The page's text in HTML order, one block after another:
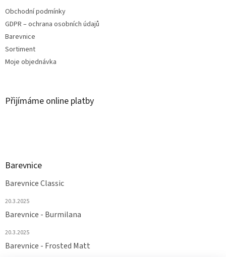
Obchodní podmínky
GDPR – ochrana osobních údajů
Barevnice
Sortiment
Moje objednávka
Přijímáme online platby
Barevnice
Barevnice Classic
20.3.2025
Barevnice - Burmilana
20.3.2025
Barevnice - Frosted Matt